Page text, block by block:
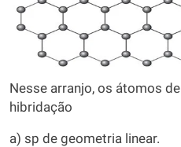
Nesse arranjo, os átomos
hibridação
a) sp de geometria linear.